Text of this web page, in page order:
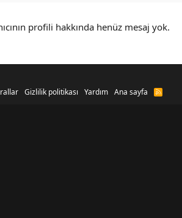
profili hakkında henüz mesaj yok.
Gizlilik politikası Yardım Ana sayfa
R